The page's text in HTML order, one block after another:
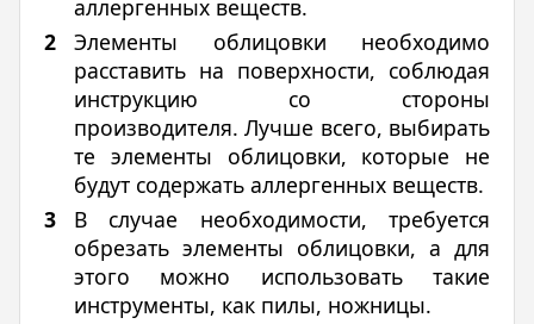
аллергенных веществ.
Элементы облицовки необходимо
расставить на поверхности, соблюдая
инструкцию со стороны
производителя. Лучше всего, выбирать
те элементы облицовки, которые не
будут содержать аллергенных веществ.
В случае необходимости, требуется
обрезать элементы облицовки, а для
этого можно использовать такие
инструменты, как пилы, ножницы.